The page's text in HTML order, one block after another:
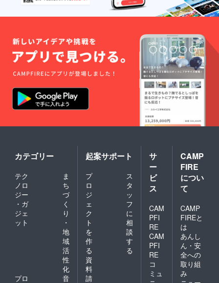
でお願
いしま
す。作
入は月
曜11時
から2時
間、作
品の撤
収は日
曜19時
までに
完了さ
ださ
い。
カテゴリー
テク
ノロ
ジー
・ガ
ジェ
ット
ま
ち
づ
く
り
・
地
域
活
性
化
プロ
音
起案サポート
プ
ロ
ジ
ェ
ク
ト
を
作
る
ス
タ
ッ
フ
に
相
談
す
る
資
料
請
サ
ー
ビ
ス
CAM
PFI
RE
CAM
PFI
RE
コ
ミュ
CAMP
FIRE
につい
て
CAMP
FIREと
は
あんし
ん・安
全への
取り組
み